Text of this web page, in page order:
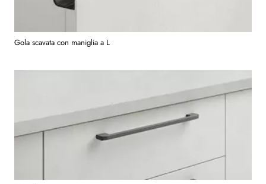
Gola scavata con maniglia a L